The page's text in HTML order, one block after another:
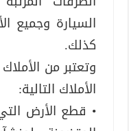
السيارة وجميع
كذلك.
وتعتبر من
الأملاك التالية:
• قطع الأرض